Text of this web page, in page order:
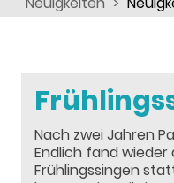
Nach zwei Jahren
Endlich fand wieder
Frühlingssingen